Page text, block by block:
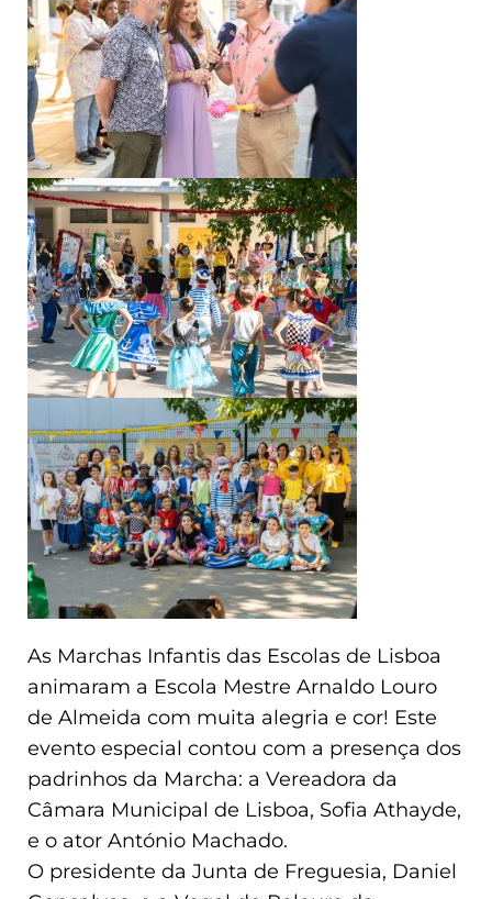
As Marchas Infantis das Escolas de Lisboa
animaram a Escola Mestre Arnaldo Louro
de Almeida com muita alegria e cor! Este
evento especial contou com a presença dos
padrinhos da Marcha: a Vereadora da
Câmara Municipal de Lisboa, Sofia Athayde,
e o ator António Machado.
O presidente da Junta de Freguesia, Daniel